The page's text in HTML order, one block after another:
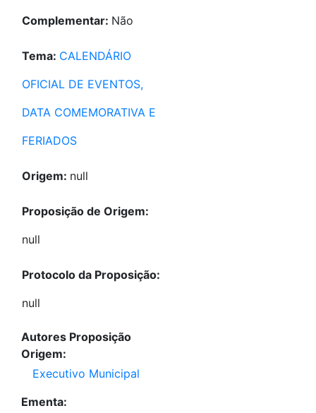
Complementar: Não
Tema: CALENDÁRIO
OFICIAL DE EVENTOS,
DATA COMEMORATIVA E
FERIADOS
Origem: null
Proposição de Origem:
null
Protocolo da Proposição:
null
Autores Proposição
Origem:
Executivo Municipal
Ementa: